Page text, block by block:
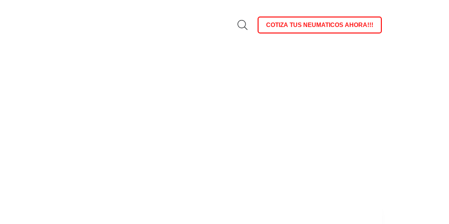
COTIZA TUS NEUMATICOS AHORA!!!